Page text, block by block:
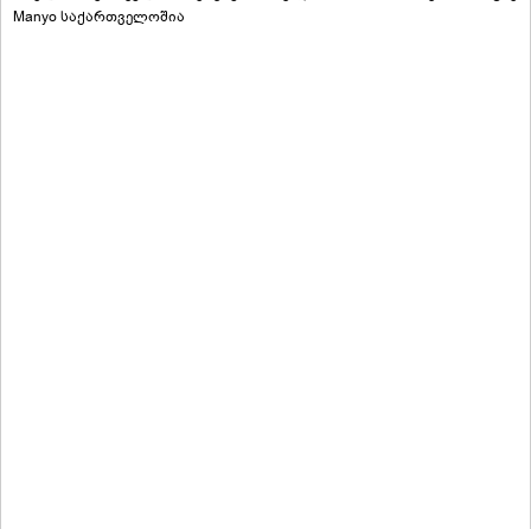
Manyo საქართველოშია